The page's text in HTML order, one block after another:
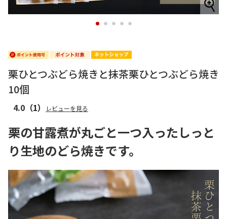
1 2 3 4 5
栗ひとつぶどら焼きと抹茶栗ひとつぶどら焼き
10個
4.0 （1） レビューを見る
栗の甘露煮が丸ごと一つ入ったしっと
り生地のどら焼きです。